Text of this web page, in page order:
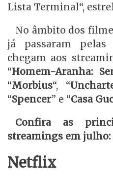
Lista Terminal“,
No âmbito dos
já passaram
chegam aos
“Homem-Aranha:
“Morbius“, “
“Spencer” e “Casa
Confira as
streamings em julho:
Netflix